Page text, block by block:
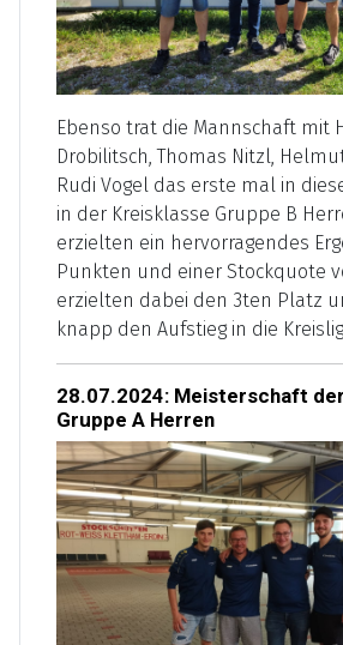
Ebenso trat die Mannschaft mit
Drobilitsch, Thomas Nitzl,
Rudi Vogel das erste mal in
in der Kreisklasse Gruppe B
erzielten ein hervorragendes
Punkten und einer Stockquote
erzielten dabei den 3ten Platz
knapp den Aufstieg in die
28.07.2024: Meisterschaft
Gruppe A Herren